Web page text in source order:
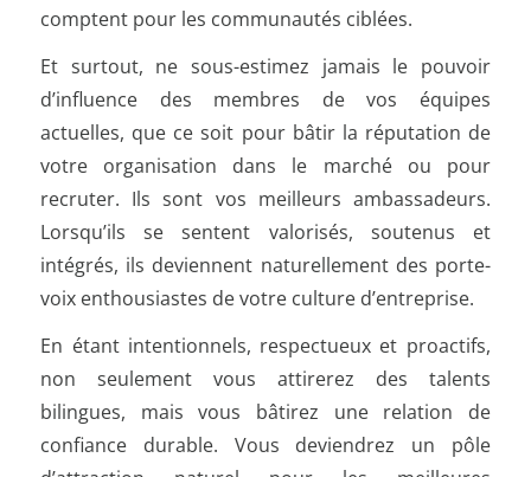
comptent pour les communautés ciblées.
Et surtout, ne sous-estimez jamais le pouvoir
d’influence des membres de vos équipes
actuelles, que ce soit pour bâtir la réputation de
votre organisation dans le marché ou pour
recruter. Ils sont vos meilleurs ambassadeurs.
Lorsqu’ils se sentent valorisés, soutenus et
intégrés, ils deviennent naturellement des porte-
voix enthousiastes de votre culture d’entreprise.
En étant intentionnels, respectueux et proactifs,
non seulement vous attirerez des talents
bilingues, mais vous bâtirez une relation de
confiance durable. Vous deviendrez un pôle